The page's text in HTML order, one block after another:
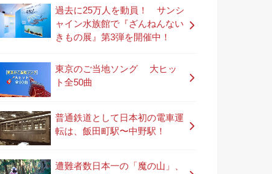
過去に25万人を動員！ サンシ
ャイン水族館で『ざんねんない
きもの展』第3弾を開催中！
東京のご当地ソング 大ヒッ
ト全50曲
普通鉄道として日本初の電車運
転は、飯田町駅〜中野駅！
遭難者数日本一の「魔の山」、